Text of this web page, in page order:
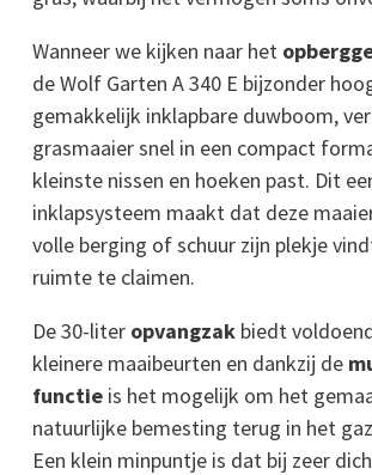
Wanneer we kijken naar het
de Wolf Garten A 340 E bijzonder
gemakkelijk inklapbare duwboom,
grasmaaier snel in een compact
kleinste nissen en hoeken past. Dit
inklapsysteem maakt dat deze
volle berging of schuur zijn plekje
ruimte te claimen.
De 30-liter opvangzak biedt
kleinere maaibeurten en dankzij de
functie is het mogelijk om het
natuurlijke bemesting terug in het
Een klein minpuntje is dat bij zeer